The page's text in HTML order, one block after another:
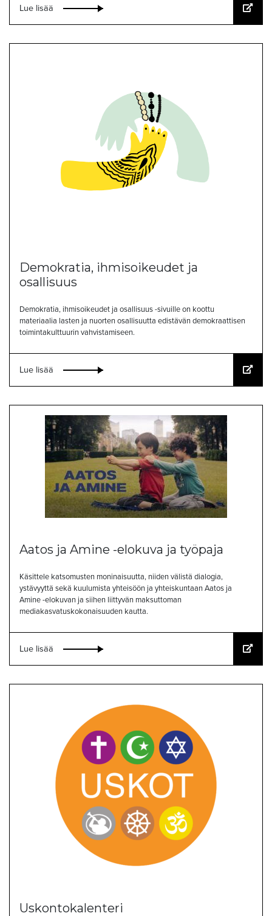
Lue lisää
Demokratia, ihmisoikeudet ja
osallisuus
Demokratia, ihmisoikeudet ja osallisuus -sivuille on koottu
materiaalia lasten ja nuorten osallisuutta edistävän demokraattisen
toimintakulttuurin vahvistamiseen.
Lue lisää
Aatos ja Amine -elokuva ja työpaja
Käsittele katsomusten moninaisuutta, niiden välistä dialogia,
ystävyyttä sekä kuulumista yhteisöön ja yhteiskuntaan Aatos ja
Amine -elokuvan ja siihen liittyvän maksuttoman
mediakasvatuskokonaisuuden kautta.
Lue lisää
Uskontokalenteri